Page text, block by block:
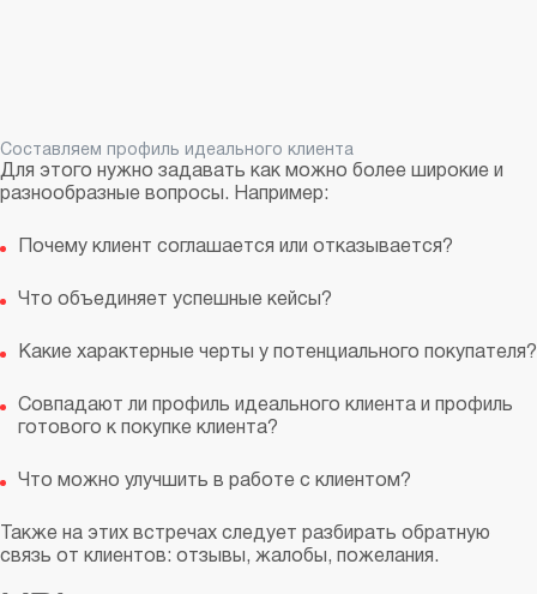
Составляем профиль идеального клиента
Для этого нужно задавать как можно более широкие и
разнообразные вопросы. Например:
Почему клиент соглашается или отказывается?
Что объединяет успешные кейсы?
Какие характерные черты у потенциального покупателя?
Совпадают ли профиль идеального клиента и профиль
готового к покупке клиента?
Что можно улучшить в работе с клиентом?
Также на этих встречах следует разбирать обратную
связь от клиентов: отзывы, жалобы, пожелания.